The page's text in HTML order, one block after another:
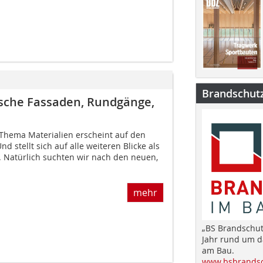
Fassaden, Rundgänge,
Materialien erscheint auf den
stellt sich auf alle weiteren Blicke als
Natürlich suchten wir nach den neuen,
mehr
„BS
Jahr rund um
am Bau.